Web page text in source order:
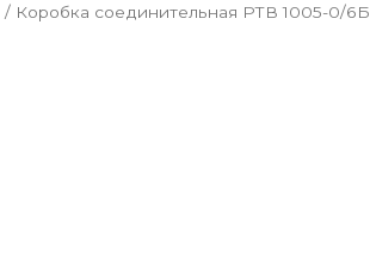
/ Коробка соединительная РТВ 1005-0/6Б